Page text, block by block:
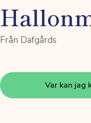
Från Dafgårds
Var kan jag